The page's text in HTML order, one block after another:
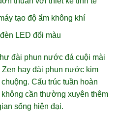
tạo độ ẩm không khí
LED đổi màu
đài phun nước đá cuội mài
hay đài phun nước kim
Cấu trúc tuần hoàn
cần thường xuyên thêm
sống hiện đại.